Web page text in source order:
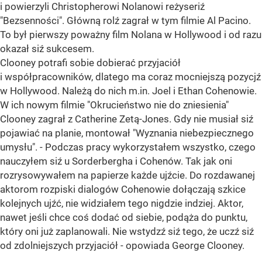
i powierzyli Christopherowi Nolanowi reżyseriź
"Bezsenności". Główną rolź zagrał w tym filmie Al Pacino.
To był pierwszy poważny film Nolana w Hollywood i od razu
okazał siź sukcesem.
Clooney potrafi sobie dobierać przyjaciół
i współpracowników, dlatego ma coraz mocniejszą pozycjź
w Hollywood. Należą do nich m.in. Joel i Ethan Cohenowie.
W ich nowym filmie "Okrucieństwo nie do zniesienia"
Clooney zagrał z Catherine Zetą-Jones. Gdy nie musiał siź
pojawiać na planie, montował "Wyznania niebezpiecznego
umysłu". - Podczas pracy wykorzystałem wszystko, czego
nauczyłem siź u Sorderbergha i Cohenów. Tak jak oni
rozrysowywałem na papierze każde ujźcie. Do rozdawanej
aktorom rozpiski dialogów Cohenowie dołączają szkice
kolejnych ujźć, nie widziałem tego nigdzie indziej. Aktor,
nawet jeśli chce coś dodać od siebie, podąża do punktu,
który oni już zaplanowali. Nie wstydzź siź tego, że uczź siź
od zdolniejszych przyjaciół - opowiada George Clooney.